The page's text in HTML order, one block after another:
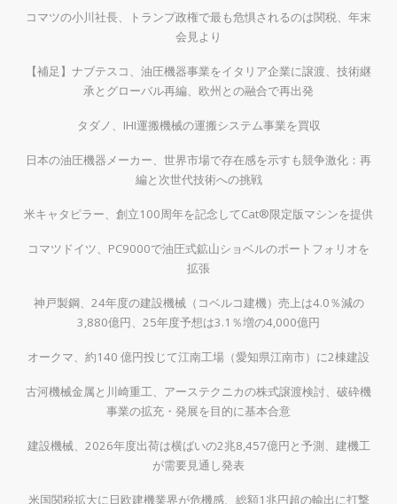
コマツの小川社長、トランプ政権で最も危惧されるのは関税、年末
会見より
【補足】ナブテスコ、油圧機器事業をイタリア企業に譲渡、技術継
承とグローバル再編、欧州との融合で再出発
タダノ、IHI運搬機械の運搬システム事業を買収
日本の油圧機器メーカー、世界市場で存在感を示すも競争激化：再
編と次世代技術への挑戦
米キャタピラー、創立100周年を記念してCat®限定版マシンを提供
コマツドイツ、PC9000で油圧式鉱山ショベルのポートフォリオを
拡張
神戸製鋼、24年度の建設機械（コベルコ建機）売上は4.0％減の
3,880億円、25年度予想は3.1％増の4,000億円
オークマ、約140 億円投じて江南工場（愛知県江南市）に2棟建設
古河機械金属と川崎重工、アーステクニカの株式譲渡検討、破砕機
事業の拡充・発展を目的に基本合意
建設機械、2026年度出荷は横ばいの2兆8,457億円と予測、建機工
が需要見通し発表
米国関税拡大に日欧建機業界が危機感、総額1兆円超の輸出に打撃